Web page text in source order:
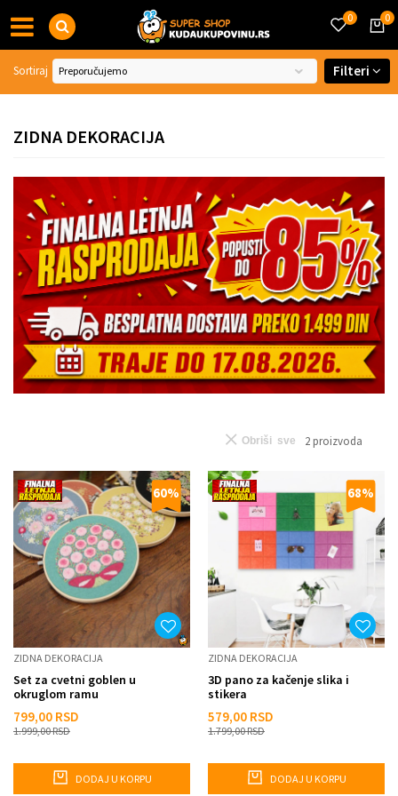
0
0
ZIDNA DEKORACIJA
Sortiraj Filteri
2 proizvoda
Obriši sve
60%
ZIDNA DEKORACIJA
Set za cvetni goblen u
okruglom ramu
799,00 RSD
1.999,00RSD
DODAJ U KORPU
68%
ZIDNA DEKORACIJA
3D pano za kačenje slika i
stikera
579,00 RSD
1.799,00RSD
DODAJ U KORPU